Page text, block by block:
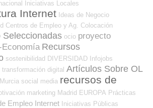
Iniciativas Locales
Internet Ideas de Negocio
Centros de Empleo y Ag. Colocación
Seleccionadas ocio proyecto
Recursos
sostenibilidad DIVERSIDAD Infojobs
transformación digital Artículos Sobre OL
Murcia social media recursos de
marketing Madrid EUROPA Prácticas
Empleo Internet Iniciativas Públicas